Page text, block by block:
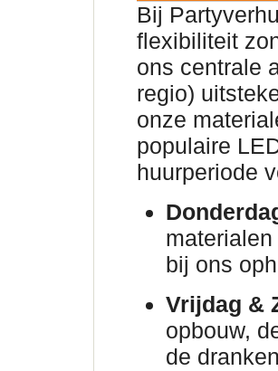
Bij
flexibiliteit
ons centrale
regio)
onze
populaire
huurperiode
bij ons
Vrijdag &
opbouw,
de